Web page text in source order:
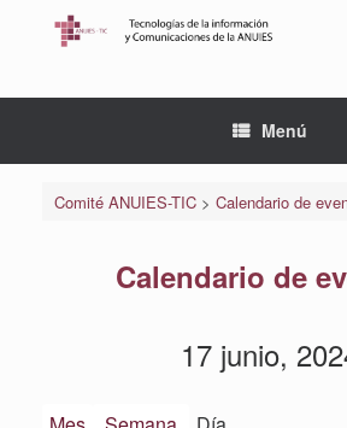
Menú
Comité ANUIES-TIC> Calendario de
Calendario de
17 junio,